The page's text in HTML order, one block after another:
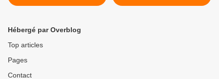
environnement : mois de
satellite Envisat >
Hébergé par Overblog
Top articles
Pages
Contact